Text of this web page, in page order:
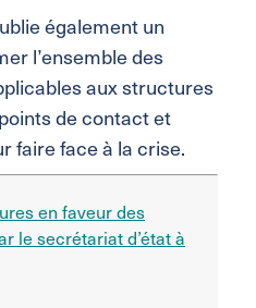
également un
l’ensemble des
aux structures
de contact et
faire face à la crise.
en faveur des
le secrétariat d’état à